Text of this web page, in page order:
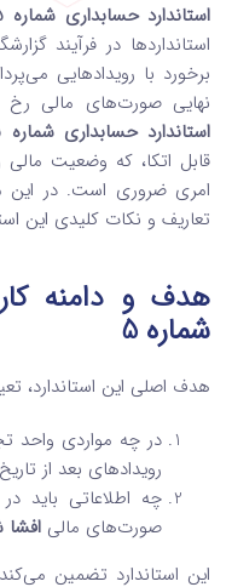
استاندارد حسابداری شماره 5 ایران
استانداردها در فرآیند
برخورد با رویدادهایی
نهایی صورت‌های مالی
استاندارد حسابداری شماره 5
قابل اتکا، که وضعیت
امری ضروری است. در این
تعاریف و نکات کلیدی این
هدف و دامنه
شماره 5
هدف اصلی این استاندارد،
در چه مواردی واحد
رویدادهای بعد از
چه اطلاعاتی باید
صورت‌های مالی افشا
این استاندارد تضمین